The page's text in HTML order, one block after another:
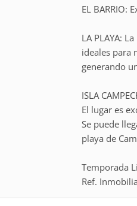
EL BARRIO:
LA PLAYA:
ideales para
generando
ISLA
El lugar es
Se puede
playa de
Temporada
Ref.